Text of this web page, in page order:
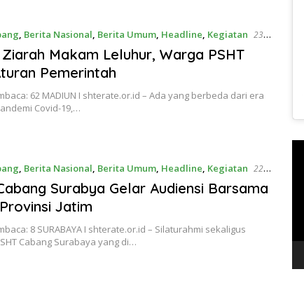
, Berita Nasional, Berita Umum, Headline, Kegiatan 23
Makam Leluhur, Warga PSHT
Pemerintah
62 MADIUN I shterate.or.id – Ada yang berbeda dari era
Covid-19,…
, Berita Nasional, Berita Umum, Headline, Kegiatan 22
Surabya Gelar Audiensi Barsama
Jatim
8 SURABAYA I shterate.or.id – Silaturahmi sekaligus
Cabang Surabaya yang di…